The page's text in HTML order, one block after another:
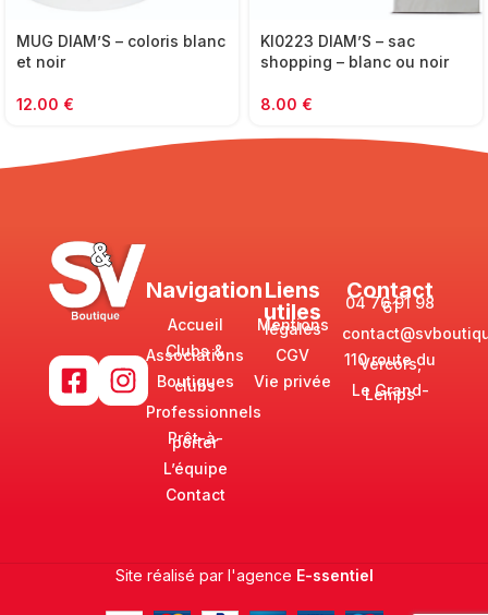
MUG DIAM’S – coloris blanc
et noir
12.00 €
KI0223 DIAM’S – sac
shopping – blanc ou noir
8.00 €
Navigation
Accueil
Clubs &
Associations
Boutiques
clubs
Professionnels
Prêt-à-
porter
L’équipe
Contact
Liens
utiles
Mentions
légales
CGV
Vie privée
Contact
04 76 91 98
61
110 route du
Vercors,
Le Grand-
Lemps
Site réalisé par l'agence E-ssentiel